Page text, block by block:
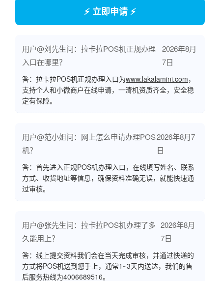
⚡ 立即申请 ⚡
用户@刘先生问：拉卡拉POS机正规办理
入口在哪里？
2026年8月
7日
答：拉卡拉POS机正规办理入口为www.lakalamini.com，
支持个人和小微商户在线申请，一清机资质齐全，安全稳
定有保障。
用户@范小姐问：网上怎么申请办理POS
机？
2026年8月7
日
答：首先进入正规POS机办理入口，在线填写姓名、联系
方式、收货地址等信息，确保资料准确无误，就能快速通
过审核。
用户@张先生问：拉卡拉POS机办理了多
久能用上？
2026年8月
7日
答：线上提交资料我们会在当天完成审核，并通过快递的
方式将POS机送到您手上，通常1~3天内送达，我们的售
后服务热线为4006689516。